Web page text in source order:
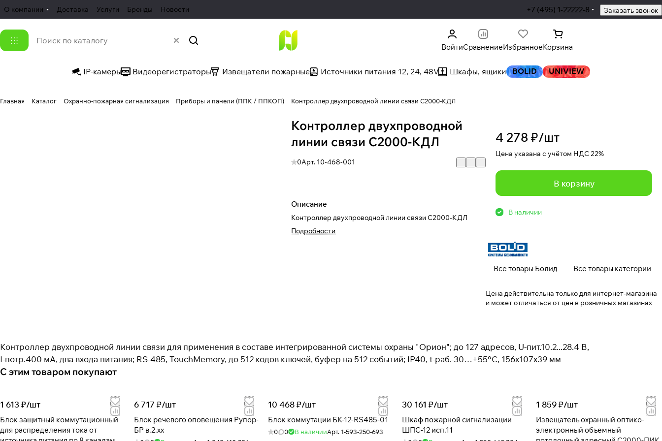
О компании Доставка Услуги Бренды Новости +7 (495) 1-22222-8 Заказать звонок
ВойтиСравнениеИзбранноеКорзина
IP-камеры Видеорегистраторы Извещатели пожарные Источники питания 12, 24, 48V Шкафы, ящики BOLID UNIVIEW
Главная Каталог Охранно-пожарная сигнализация Приборы и панели (ППК / ППКОП) Контроллер двухпроводной линии связи С2000-КДЛ
Контроллер двухпроводной
линии связи С2000-КДЛ
0Арт. 10-468-001
Описание
Контроллер двухпроводной линии связи С2000-КДЛ
Подробности
4 278 ₽/шт
Цена указана с учётом НДС 22%
В корзину
В наличии
Все товары Болид Все товары категории
Цена действительна только для интернет-магазина
и может отличаться от цен в розничных магазинах
Контроллер двухпроводной линии связи для применения в составе интегрированной системы охраны "Орион"; до 127 адресов, U-пит.10.2...28.4 В,
I-потр.400 мА, два входа питания; RS-485, TouchMemory, до 512 кодов ключей, буфер на 512 событий; IP40, t-раб.-30…+55°C, 156х107х39 мм
С этим товаром покупают
1 613 ₽/шт
Блок защитный коммутационный
для распределения тока от
6 717 ₽/шт
Блок речевого оповещения Рупор-
БР в.2.хх
10 468 ₽/шт
Блок коммутации БК-12-RS485-01
0 0 В наличииАрт. 1-593-250-693
30 161 ₽/шт
Шкаф пожарной сигнализации
ШПС-12 исп.11
1 859 ₽/шт
Извещатель охранный оптико-
электронный объемный